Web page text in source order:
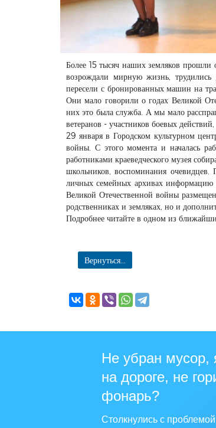
Более 15 тысяч наших земляков
возрождали мирную жизнь, трудились
пересели с бронированных машин на
Они мало говорили о годах Великой
них это была служба. А мы мало
ветеранов - участников боевых
29 января в Городском культурном
войны. С этого момента и началась
работниками краеведческого музея
школьников, воспоминания
личных семейных архивах информацию
Великой Отечественной войны
родственниках и земляках, но и
Подробнее читайте в одном из
Вернуться...
Не убран мусор,
на дороге, не
фонарь?
Столкнулись с